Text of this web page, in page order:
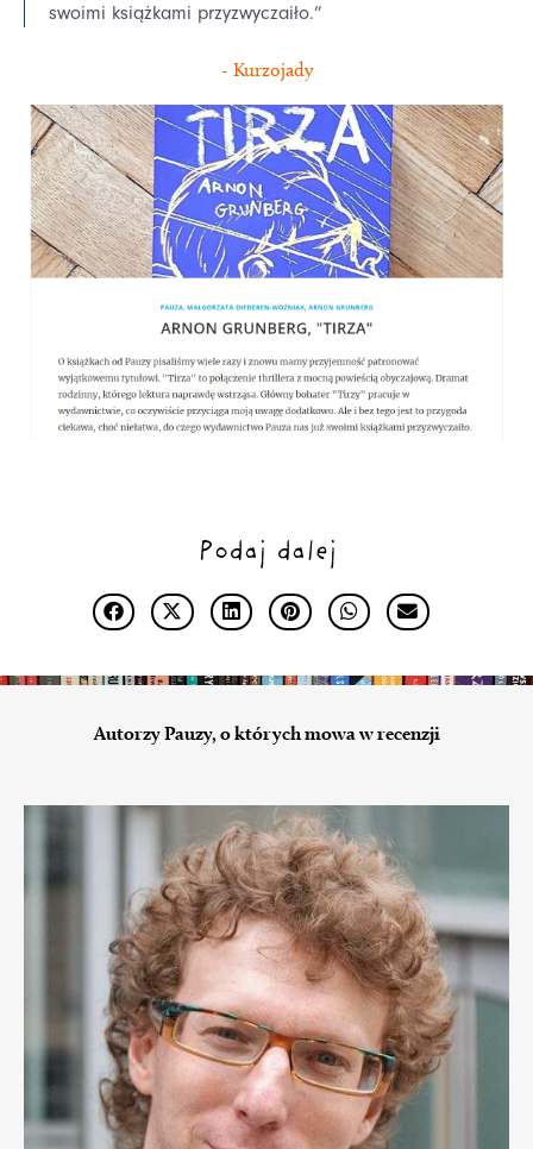
swoimi książkami przyzwyczaiło.”
- Kurzojady
Podaj dalej
Autorzy Pauzy, o których mowa w recenzji